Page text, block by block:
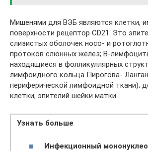
Мишенями для ВЭБ являются клетки,
поверхности рецептор CD21. Это
слизистых оболочек носо- и
протоков слюнных желез; В-
находящиеся в фолликуллярных
лимфоидного кольца Пирогова-
периферической лимфоидной ткани);
клетки; эпителий шейки матки.
Узнать больше
Инфекционный